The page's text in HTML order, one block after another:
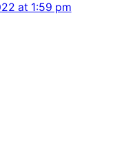
at 1:59 pm